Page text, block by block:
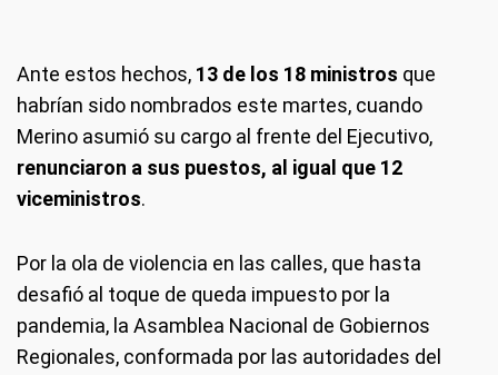
Ante estos hechos, 13 de los 18 ministros que
habrían sido nombrados este martes, cuando
Merino asumió su cargo al frente del Ejecutivo,
renunciaron a sus puestos, al igual que 12
viceministros.
Por la ola de violencia en las calles, que hasta
desafió al toque de queda impuesto por la
pandemia, la Asamblea Nacional de Gobiernos
Regionales, conformada por las autoridades del